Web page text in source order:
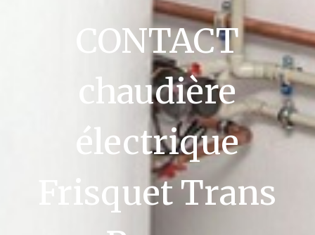
CONTACT
chaudière
électrique
Frisquet Trans